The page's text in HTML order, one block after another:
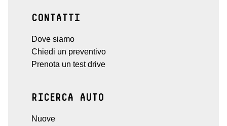
CONTATTI
Dove siamo
Chiedi un preventivo
Prenota un test drive
RICERCA AUTO
Nuove